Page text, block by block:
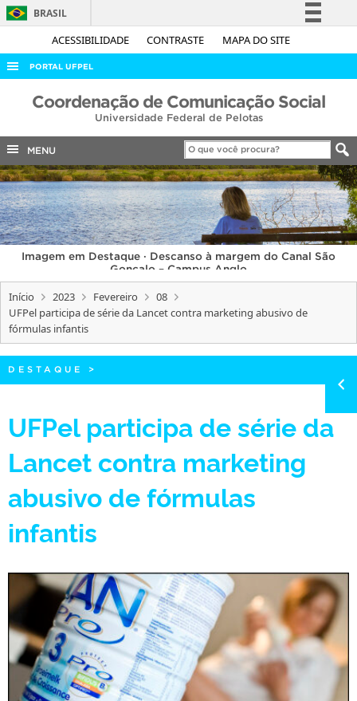
ACESSIBILIDADE CONTRASTE MAPA DO SITE
BRASIL
Simplifique!
Acesso à informação
Legislação
Canais
PORTAL UFPEL
ACESSO À INFORMAÇÃO
COBALTO
CONCURSOS
EDITAIS
INTERNACIONAL
OUVIDORIA
PORTARIAS
TELEFONES
Coordenação de Comunicação Social
Universidade Federal de Pelotas
MENU
Imagem em Destaque · Descanso à margem do Canal São
Gonçalo – Campus Anglo
Início 2023 Fevereiro
08
UFPel participa de série da Lancet contra marketing abusivo de
fórmulas infantis
DESTAQUE >
UFPel participa de série da
Lancet contra marketing
abusivo de fórmulas
infantis